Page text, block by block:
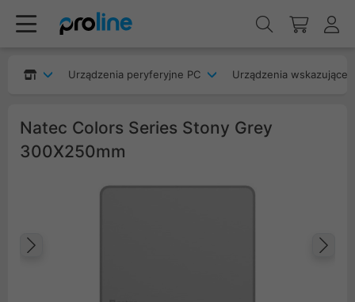
Urządzenia peryferyjne PC Urządzenia wskazujące
Natec Colors Series Stony Grey
300X250mm